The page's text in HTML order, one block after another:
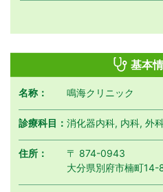
基本
名称： 鳴海クリニック
診療科目：消化器内科, 内科, 外
住所：
〒 874-0943
大分県別府市楠町14-